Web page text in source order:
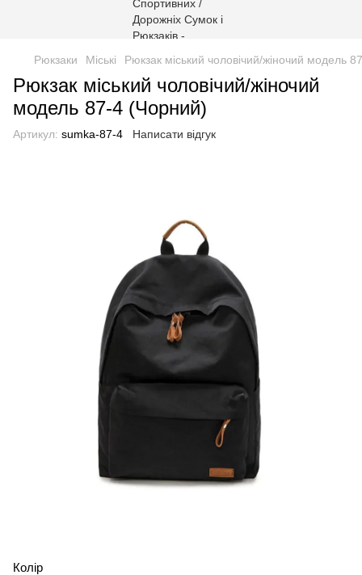
Рюкзаки Міські Рюкзак міський чоловічий/жіночий модель
Рюкзак міський чоловічий/жіночий
модель 87-4 (Чорний)
Артикул: sumka-87-4 Написати відгук
Колір